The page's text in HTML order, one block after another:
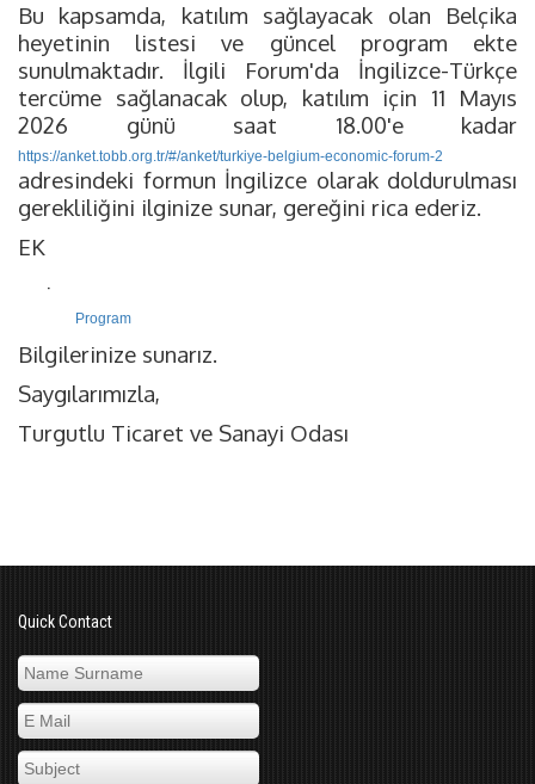
Bu kapsamda, katılım sağlayacak olan Belçika
heyetinin listesi ve güncel program ekte
sunulmaktadır. İlgili Forum'da İngilizce-Türkçe
tercüme sağlanacak olup, katılım için 11 Mayıs
2026 günü saat 18.00'e kadar
https://anket.tobb.org.tr/#/anket/turkiye-belgium-economic-forum-2
adresindeki formun İngilizce olarak doldurulması
gerekliliğini ilginize sunar, gereğini rica ederiz.
EK
·
Program
Bilgilerinize sunarız.
Saygılarımızla,
Turgutlu Ticaret ve Sanayi Odası
Quick Contact